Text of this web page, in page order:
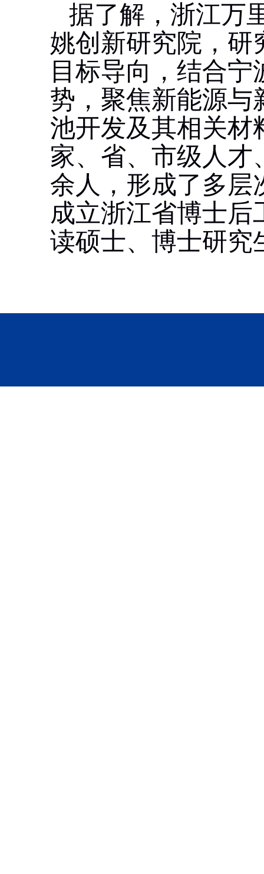
据了解，浙江万
姚创新研究院，研
目标导向，结合
势，聚焦新能源与
池开发及其相关材
家、省、市级人才
余人，形成了多层
成立浙江省博士
读硕士、博士研究